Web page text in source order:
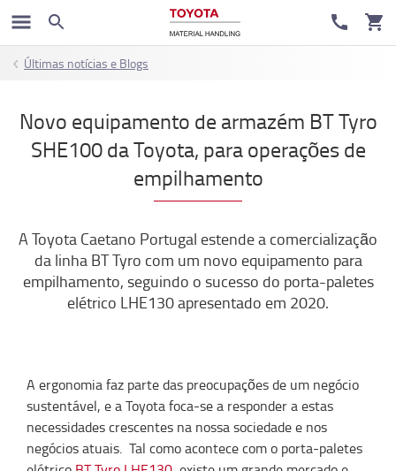
Últimas notícias e Blogs
Novo equipamento de armazém BT Tyro
SHE100 da Toyota, para operações de
empilhamento
A Toyota Caetano Portugal estende a comercialização
da linha BT Tyro com um novo equipamento para
empilhamento, seguindo o sucesso do porta-paletes
elétrico LHE130 apresentado em 2020.
A ergonomia faz parte das preocupações de um negócio
sustentável, e a Toyota foca-se a responder a estas
necessidades crescentes na nossa sociedade e nos
negócios atuais. Tal como acontece com o porta-paletes